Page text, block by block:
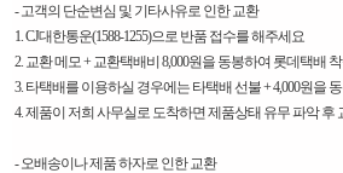
- 고객의 단순변심 및 기타사유로 인한 교환
1. CJ대한통운(1588-1255)으로 반품 접수를 해주세요
2. 교환 메모 + 교환택배비 8,000원을 동봉하여 롯데택배
3. 타택배를 이용하실 경우에는 타택배 선불 + 4,000원을
4. 제품이 저희 사무실로 도착하면 제품상태 유무 파악 후
- 오배송이나 제품 하자로 인한 교환